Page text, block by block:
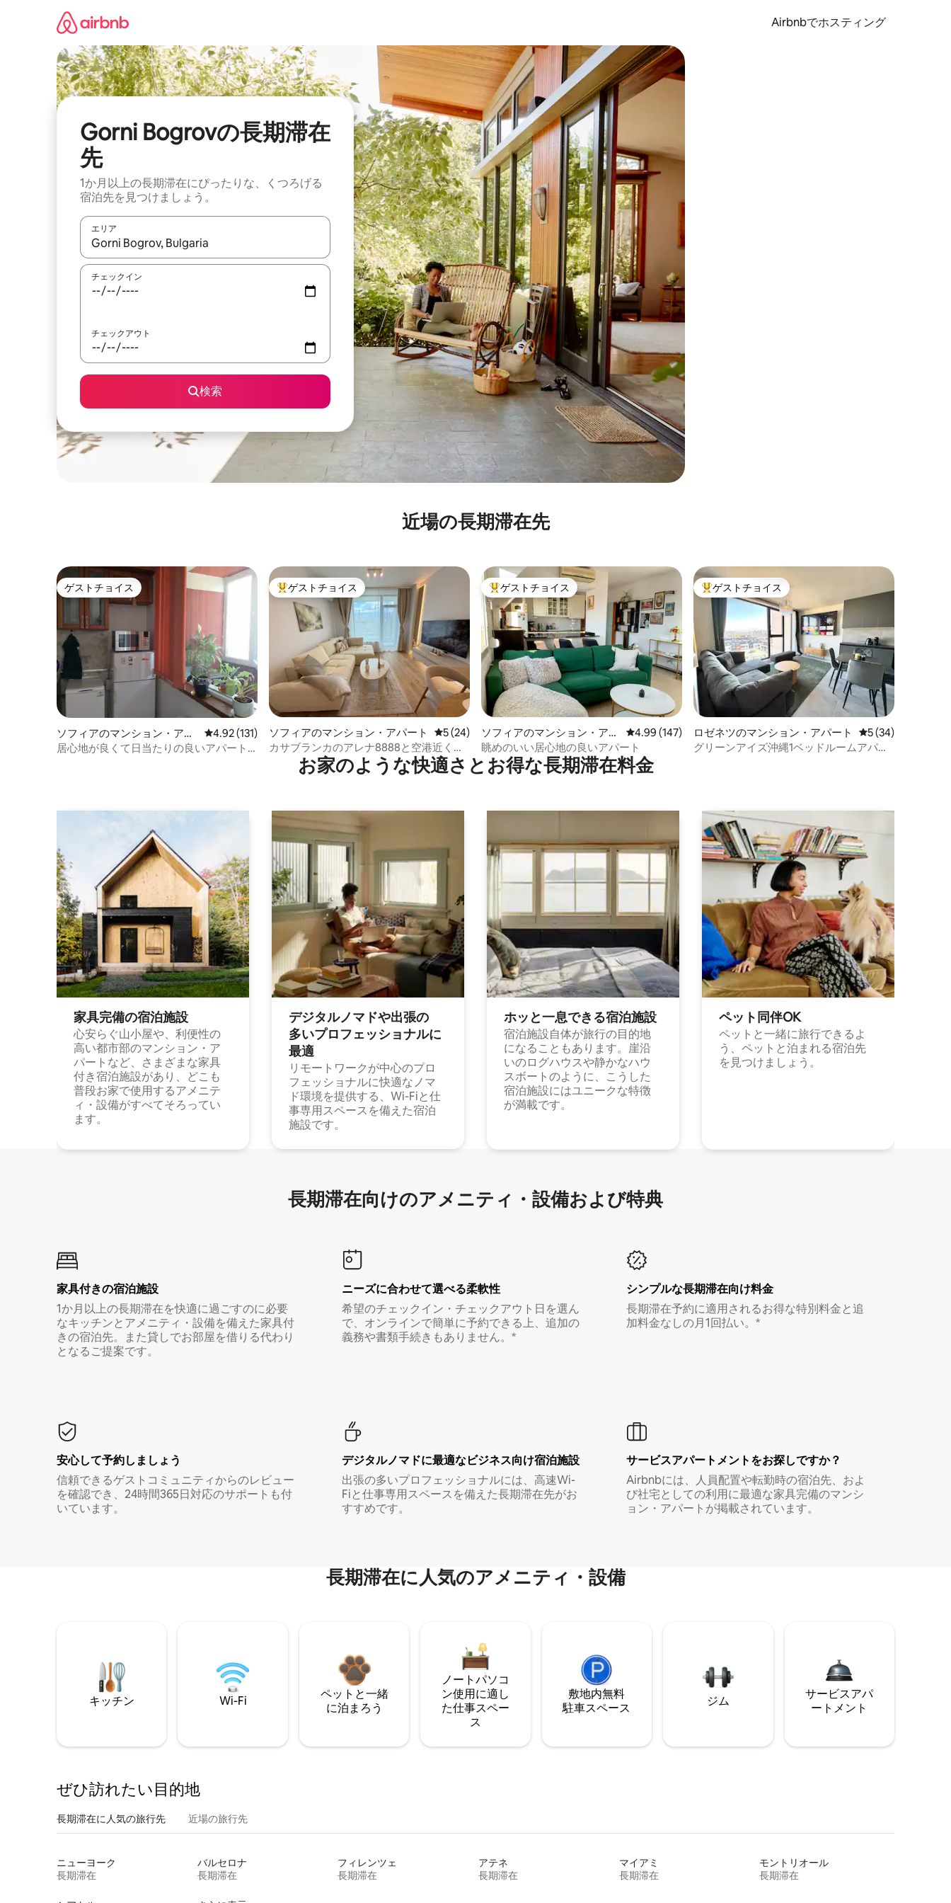
Airbnbでホスティング
Gorni Bogrovの長期滞在
先
1か月以上の長期滞在にぴったりな、くつろげる
宿泊先を見つけましょう。
エリア
検索結果が表示されたら、上下の矢印キーを使って移動するか、画面をタッチまたはスワイプして検索結果を確認することができます。
チェックイン
チェックアウト
検索
近場の長期滞在先
ゲストチョイス
ゲストチョイス
ソフィアのマンション・アパ
ート
レビュー131件、5つ星中4.92つ星の平均評価
4.92 (131)
居心地が良くて日当たりの良いアパート
大好評のゲストチョイスです。
ゲストチョイス
ソフィアのマンション・アパート レビュー24件、5つ星中5つ星の平均評価
5 (24)
カサブランカのアレナ8888と空港近くの1
ベッドルーム｜Wi-Fi
大好評のゲストチョイスです。
ゲストチョイス
ソフィアのマンション・アパ
ート
レビュー147件、5つ星中4.99つ星の平均評価
4.99 (147)
眺めのいい居心地の良いアパート
大好評のゲストチョイスです。
ゲストチョイス
ロゼネツのマンション・アパート レビュー34件、5
5 (34)
グリーンアイズ沖縄1ベッドルームアパー
お家のような快⁠適⁠さ⁠とお⁠得⁠な長⁠期⁠滞⁠在料⁠金
家具完備の宿⁠泊⁠施⁠設
心安らぐ山小屋や、利便性の
高い都市部のマンション・ア
パートなど、さまざまな家具
付き宿泊施設があり、どこも
普段お家で使用するアメニテ
ィ・設備がすべてそろってい
ます。
デジタルノマドや出⁠張⁠の
多⁠いプ⁠ロ⁠フ⁠ェ⁠ッ⁠シ⁠ョ⁠ナ⁠ル⁠に
最⁠適
リモートワークが中心のプロ
フェッショナルに快適なノマ
ド環境を提供する、Wi-Fiと仕
事専用スペースを備えた宿泊
施設です。
ホッと一⁠息⁠で⁠き⁠る宿⁠泊施⁠設
宿泊施設自体が旅行の目的地
になることもあります。崖沿
いのログハウスや静かなハウ
スボートのように、こうした
宿泊施設にはユニークな特徴
が満載です。
ペット同⁠伴OK
ペットと一緒に旅行できるよ
う、ペットと泊まれる宿泊先
を見つけましょう。
長期滞在向け⁠のア⁠メ⁠ニ⁠テ⁠ィ⁠・設⁠備⁠および特⁠典
家具付き⁠の宿⁠泊⁠施⁠設
1か月以上の長期滞在を快適に過ごすのに必要
なキッチンとアメニティ・設備を備えた家具付
きの宿泊先。また貸しでお部屋を借りる代わり
となるご提案です。
ニーズに合わせて選べる柔軟性
希望のチェックイン・チェックアウト日を選ん
で、オンラインで簡単に予約できる上、追加の
義務や書類手続きもありません。*
シンプルな長期滞在向け料金
長期滞在予約に適用されるお得な特別料金と追
加料金なしの月1回払い。*
安心して予約しましょう
信頼できるゲストコミュニティからのレビュー
を確認でき、24時間365日対応のサポートも付
いています。
デジタルノマド⁠に最⁠適⁠なビ⁠ジ⁠ネ⁠ス⁠向⁠け宿⁠泊⁠施⁠設
出張の多いプロフェッショナルには、高速Wi-
Fiと仕事専用スペースを備えた長期滞在先がお
すすめです。
サービスアパートメントをお探しですか？
Airbnbには、人員配置や転勤時の宿泊先、およ
び社宅としての利用に最適な家具完備のマンシ
ョン・アパートが掲載されています。
長期滞在に人気のアメニティ・設備
キッチン Wi-Fi
ペットと一緒
に泊まろう
ノートパソコ
ン使用に適し
た仕事スペー
ス
敷地内無料
駐⁠車ス⁠ペ⁠ー⁠ス
ジム
サービスアパ
ートメント
ぜひ訪⁠れ⁠た⁠い目⁠的⁠地
長期滞在に人気の旅行先 近場の旅行先
ニューヨーク
長期滞在
バルセロナ
長期滞在
フィレンツェ
長期滞在
アテネ
長期滞在
マイアミ
長期滞在
モントリオール
長期滞在